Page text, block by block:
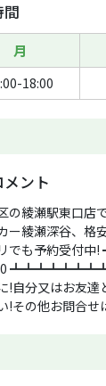
間
月
18:00
ント
の綾瀬駅東口店
ー綾瀬深谷、格
リでも予約受
┻┻┻┻┻┻┻┻┻┻┻
!自分又はお友
!その他お問合